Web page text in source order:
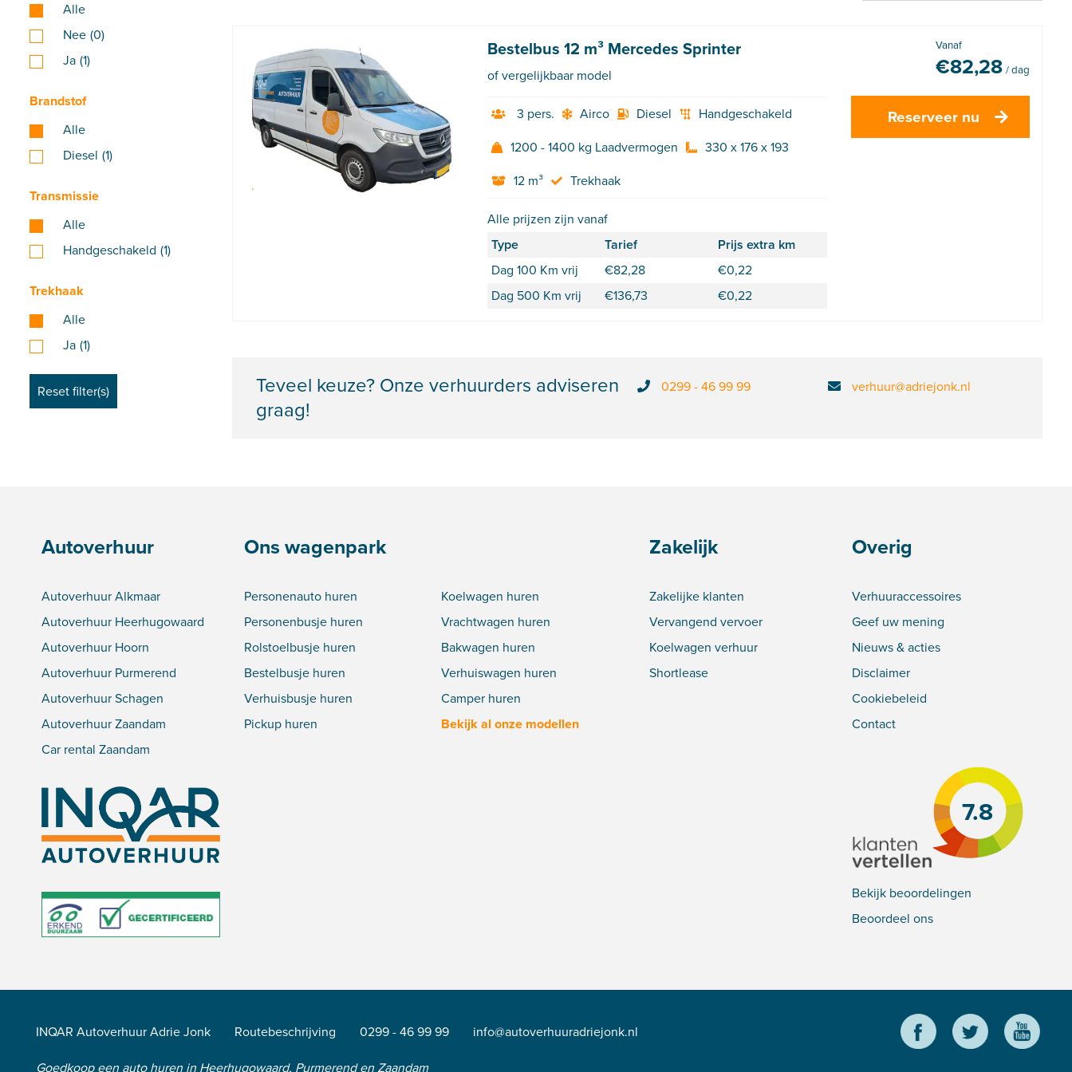
Alle
Nee (0)
Ja (1)
Brandstof
Alle
Diesel (1)
Transmissie
Alle
Handgeschakeld (1)
Trekhaak
Alle
Ja (1)
Bestelbus 12 m³ Mercedes Sprinter
of vergelijkbaar model
3 pers. Airco Diesel
Handgeschakeld
1200 - 1400 kg Laadvermogen
330 x 176 x 193
12 m³
Trekhaak
Alle prijzen zijn vanaf
Type
Tarief
Prijs extra km
Dag 100 Km vrij
€82,28 €0,22
Dag 500 Km vrij
€136,73 €0,22
Vanaf
€82,28 / dag
Reserveer nu
Teveel keuze? Onze verhuurders adviseren
graag!
0299 - 46 99 99 verhuur@adriejonk.nl
Autoverhuur
Autoverhuur Alkmaar
Autoverhuur Heerhugowaard
Autoverhuur Hoorn
Autoverhuur Purmerend
Autoverhuur Schagen
Autoverhuur Zaandam
Car rental Zaandam
Ons wagenpark
Personenauto huren
Personenbusje huren
Rolstoelbusje huren
Bestelbusje huren
Verhuisbusje huren
Pickup huren
Koelwagen huren
Vrachtwagen huren
Bakwagen huren
Verhuiswagen huren
Camper huren
Bekijk al onze modellen
Zakelijk
Zakelijke klanten
Vervangend vervoer
Koelwagen verhuur
Shortlease
Overig
Verhuuraccessoires
Geef uw mening
Nieuws & acties
Disclaimer
Cookiebeleid
Contact
7.8
Bekijk beoordelingen
Beoordeel ons
INQAR Autoverhuur Adrie Jonk Routebeschrijving 0299 - 46 99 99
info@autoverhuuradriejonk.nl
Goedkoop een auto huren in Heerhugowaard, Purmerend en Zaandam